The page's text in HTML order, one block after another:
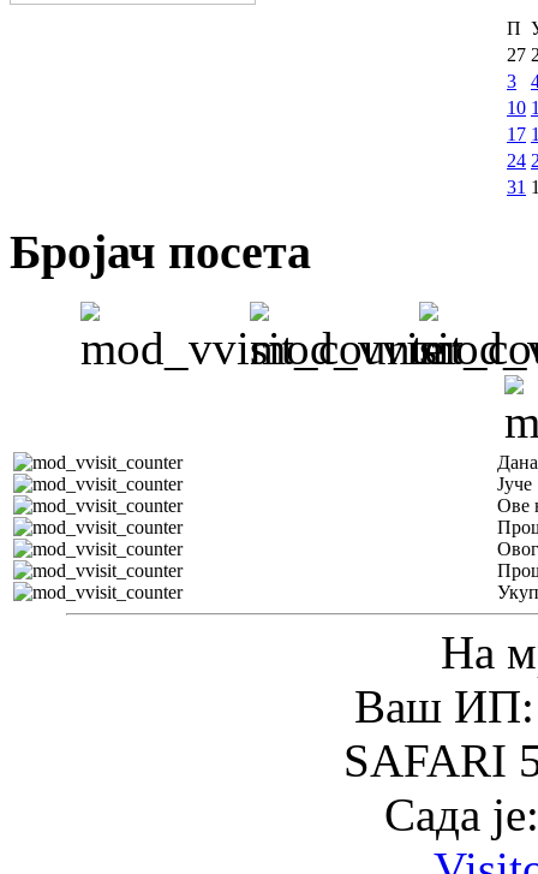
П
27
3
10
17
24
31
Бројач посета
Јуче
Ове
На
Ваш ИП:
SAFARI
Сада